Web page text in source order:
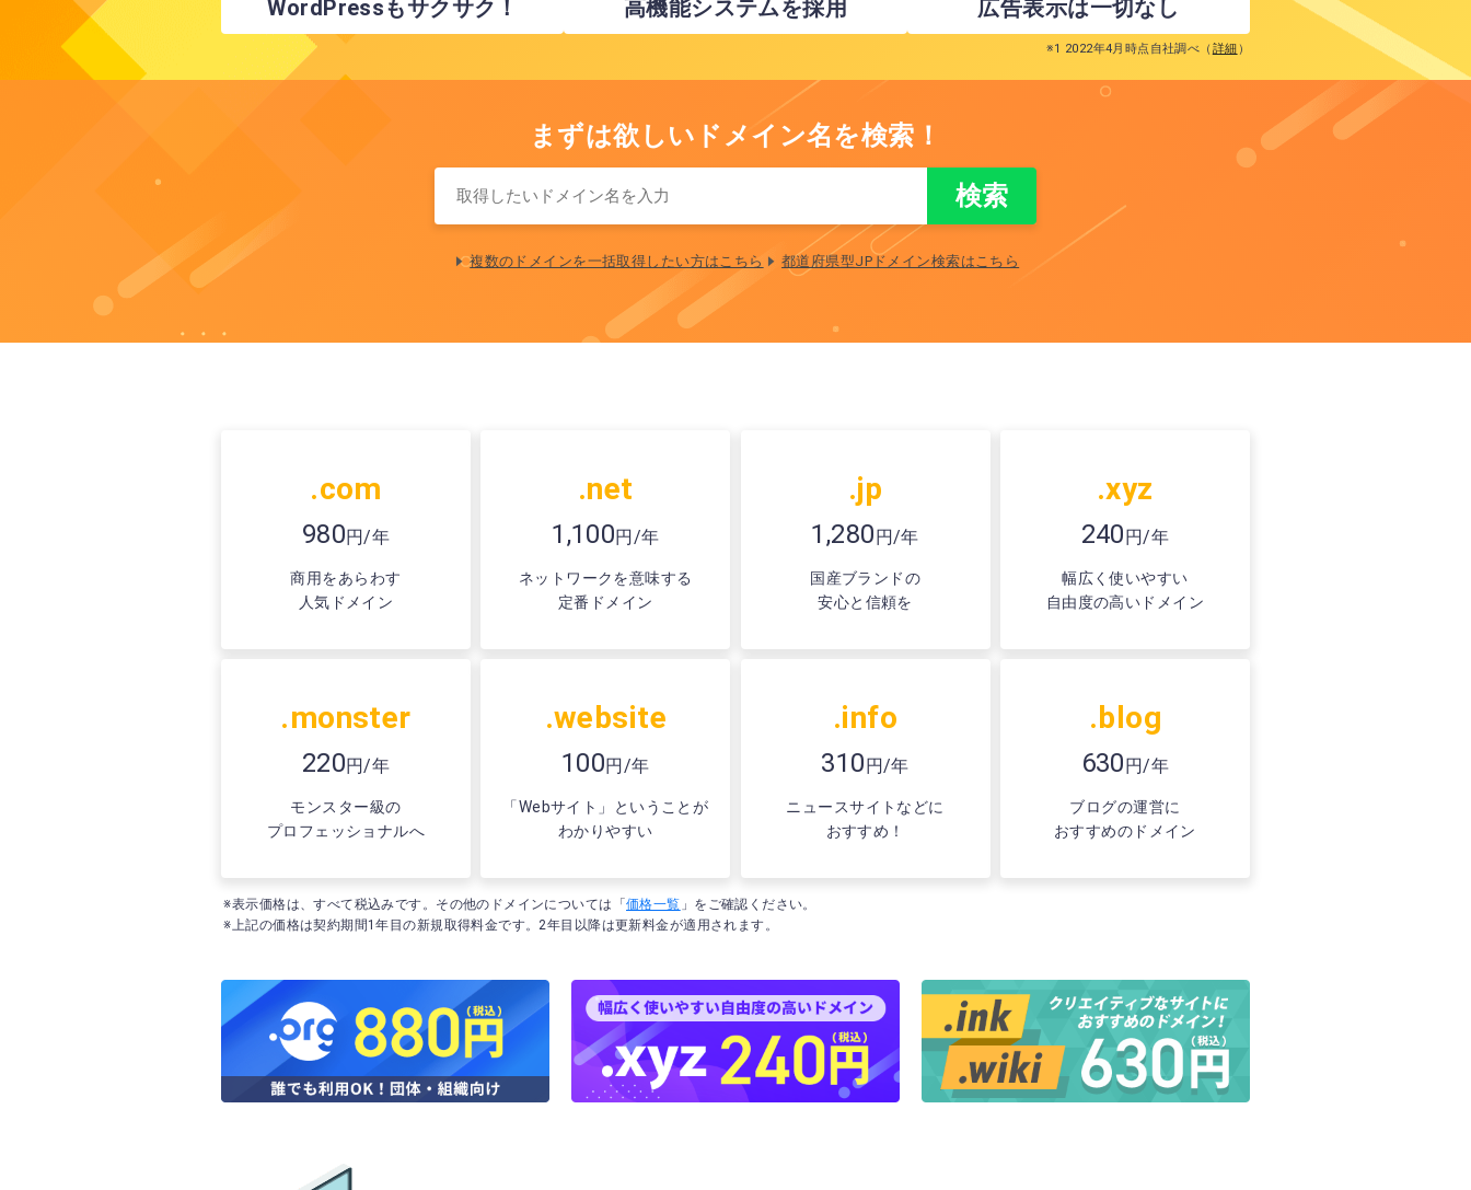
WordPressもサクサク！ 高機能システムを採用 広告表示は一切なし
※1 2022年4月時点自社調べ（ 詳細 ）
まずは欲しいドメイン名を検索！
複数のドメインを一括取得したい方はこちら 都道府県型JPドメイン検索はこちら
.com
980円/年
商用をあらわす
人気ドメイン
.net
1,100円/年
ネットワークを意味する
定番ドメイン
.jp
1,280円/年
国産ブランドの
安心と信頼を
.xyz
240円/年
幅広く使いやすい
自由度の高いドメイン
.monster
220円/年
モンスター級の
プロフェッショナルへ
.website
100円/年
「Webサイト」ということが
わかりやすい
.info
310円/年
ニュースサイトなどに
おすすめ！
.blog
630円/年
ブログの運営に
おすすめのドメイン
※表示価格は、すべて税込みです。その他のドメインについては「価格一覧 」をご確認ください。
※上記の価格は契約期間1年目の新規取得料金です。2年目以降は更新料金が適用されます。